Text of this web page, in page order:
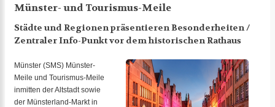
Münster- und Tourismus-Meile
Städte und Regionen präsentieren Besonderheiten /
Zentraler Info-Punkt vor dem historischen Rathaus
Münster (SMS) Münster-
Meile und Tourismus-Meile
inmitten der Altstadt sowie
der Münsterland-Markt in